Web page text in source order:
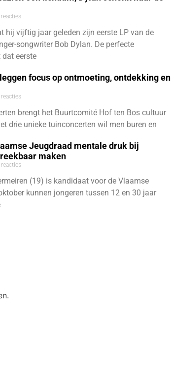
reacties
hij vijftig jaar geleden zijn eerste LP van de
songwriter Bob Dylan. De perfecte
eerste
focus op ontmoeting, ontdekking en
reacties
brengt het Buurtcomité Hof ten Bos cultuur
drie unieke tuinconcerten wil men buren en
Jeugdraad mentale druk bij
maken
reacties
(19) is kandidaat voor de Vlaamse
kunnen jongeren tussen 12 en 30 jaar